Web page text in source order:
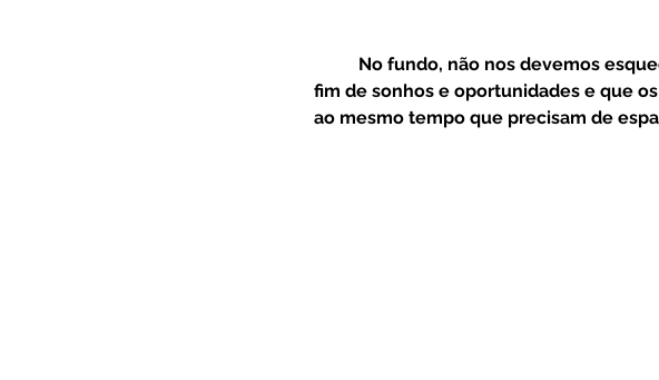
fim de sonhos e oportunidades e que
ao mesmo tempo que precisam de